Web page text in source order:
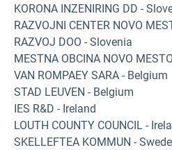
KORONA INZENIRING DD -
RAZVOJNI CENTER NOVO
RAZVOJ DOO - Slovenia
MESTNA OBCINA NOVO
VAN ROMPAEY SARA - Belgium
STAD LEUVEN - Belgium
IES R&D - Ireland
LOUTH COUNTY COUNCIL -
SKELLEFTEA KOMMUN -